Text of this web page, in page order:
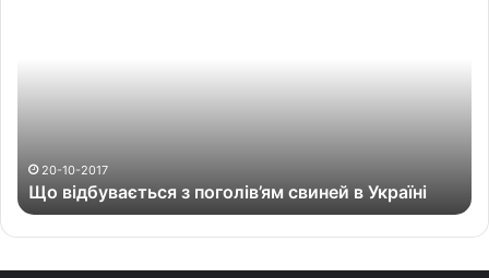
т
ь
20-10-2017
Що відбувається з поголів’ям свиней в Україні